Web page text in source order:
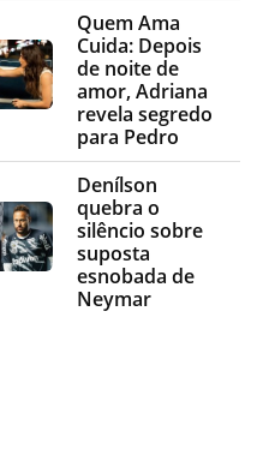
Quem Ama
Cuida: Depois
de noite de
amor, Adriana
revela segredo
para Pedro
Denílson
quebra o
silêncio sobre
suposta
esnobada de
Neymar